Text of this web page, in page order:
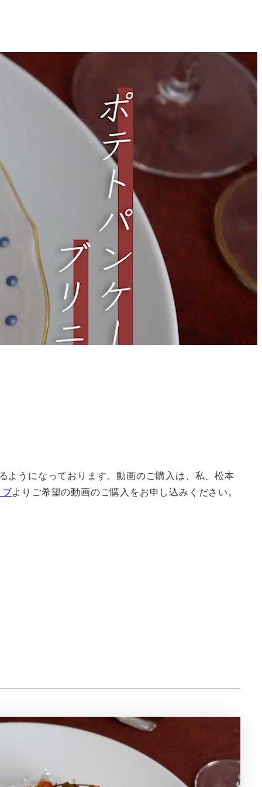
うになっております。動画のご購入は、私、松本
よりご希望の動画のご購入をお申し込みください。